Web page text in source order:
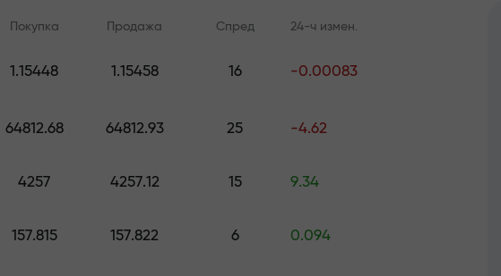
на трассе
подарков
стоимостью до $1,500
—мы
Покупка Продажа Спред 24-ч измен.
1.15448 1.15458 16 -0.00083
64812.68 64812.93 25 -4.62
4257 4257.12 15 9.34
157.815 157.822 6 0.094
курсы и вебинары для всех
Форекс, крипто и фьючерсам